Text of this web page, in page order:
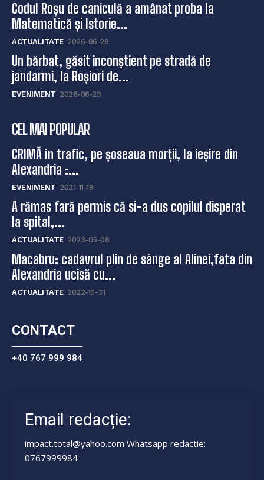
Codul Roșu de caniculă a amânat proba la
Matematică și Istorie...
ACTUALITATE 2026-06-29
Un bărbat, găsit inconștient pe stradă de
jandarmi, la Roșiori de...
EVENIMENT 2026-06-29
CEL MAI POPULAR
CRIMĂ în trafic, pe șoseaua morții, la ieșire din
Alexandria :...
EVENIMENT 2021-11-19
A rămas fară permis că si-a dus copilul disperat
la spital,...
ACTUALITATE 2023-05-08
Macabru: cadavrul plin de sânge al Alinei,fata din
Alexandria ucisă cu...
ACTUALITATE 2022-10-31
CONTACT
+40 767 999 984
Email redacție:
impact.total@yahoo.com Whatsapp redactie:
0767999984